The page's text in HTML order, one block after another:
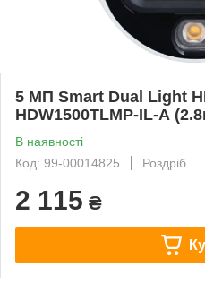
5 МП Smart Dual Light
HDW1500TLMP-IL-A
В наявності
Код: 99-00014825
Роздріб
2 115 ₴